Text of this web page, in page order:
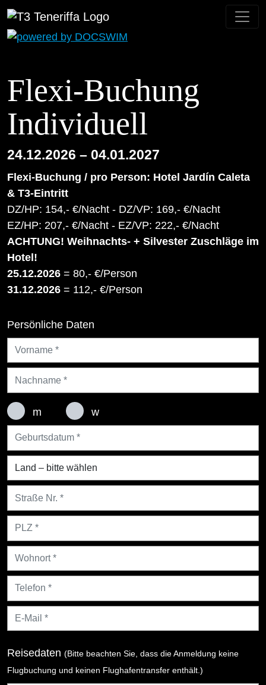
Flexi-Buchung
Individuell
24.12.2026 – 04.01.2027
Flexi-Buchung / pro Person: Hotel Jardín Caleta
& T3-Eintritt
DZ/HP: 154,- €/Nacht - DZ/VP: 169,- €/Nacht
EZ/HP: 207,- €/Nacht - EZ/VP: 222,- €/Nacht
ACHTUNG! Weihnachts- + Silvester Zuschläge im
Hotel!
25.12.2026 = 80,- €/Person
31.12.2026 = 112,- €/Person
Persönliche Daten
m w
Reisedaten (Bitte beachten Sie, dass die Anmeldung keine
Flugbuchung und keinen Flughafentransfer enthält.)